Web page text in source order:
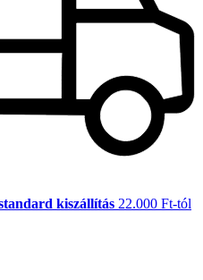
kiszállítás 22.000 Ft-tól